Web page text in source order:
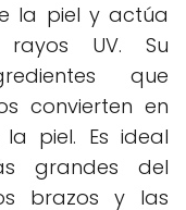
la piel y actúa
UV. Su
que
convierten en
piel. Es ideal
grandes del
brazos y las